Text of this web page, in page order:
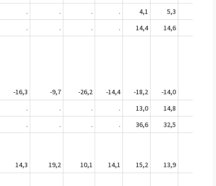
. . . . 4,1
5,3
. . . . 14,4
14,6
-16,3 -9,7 -26,2 -14,4 -18,2 -14,0
. . . . 13,0
14,8
. . . . 36,6
32,5
14,3 19,2 10,1 14,1 15,2 13,9